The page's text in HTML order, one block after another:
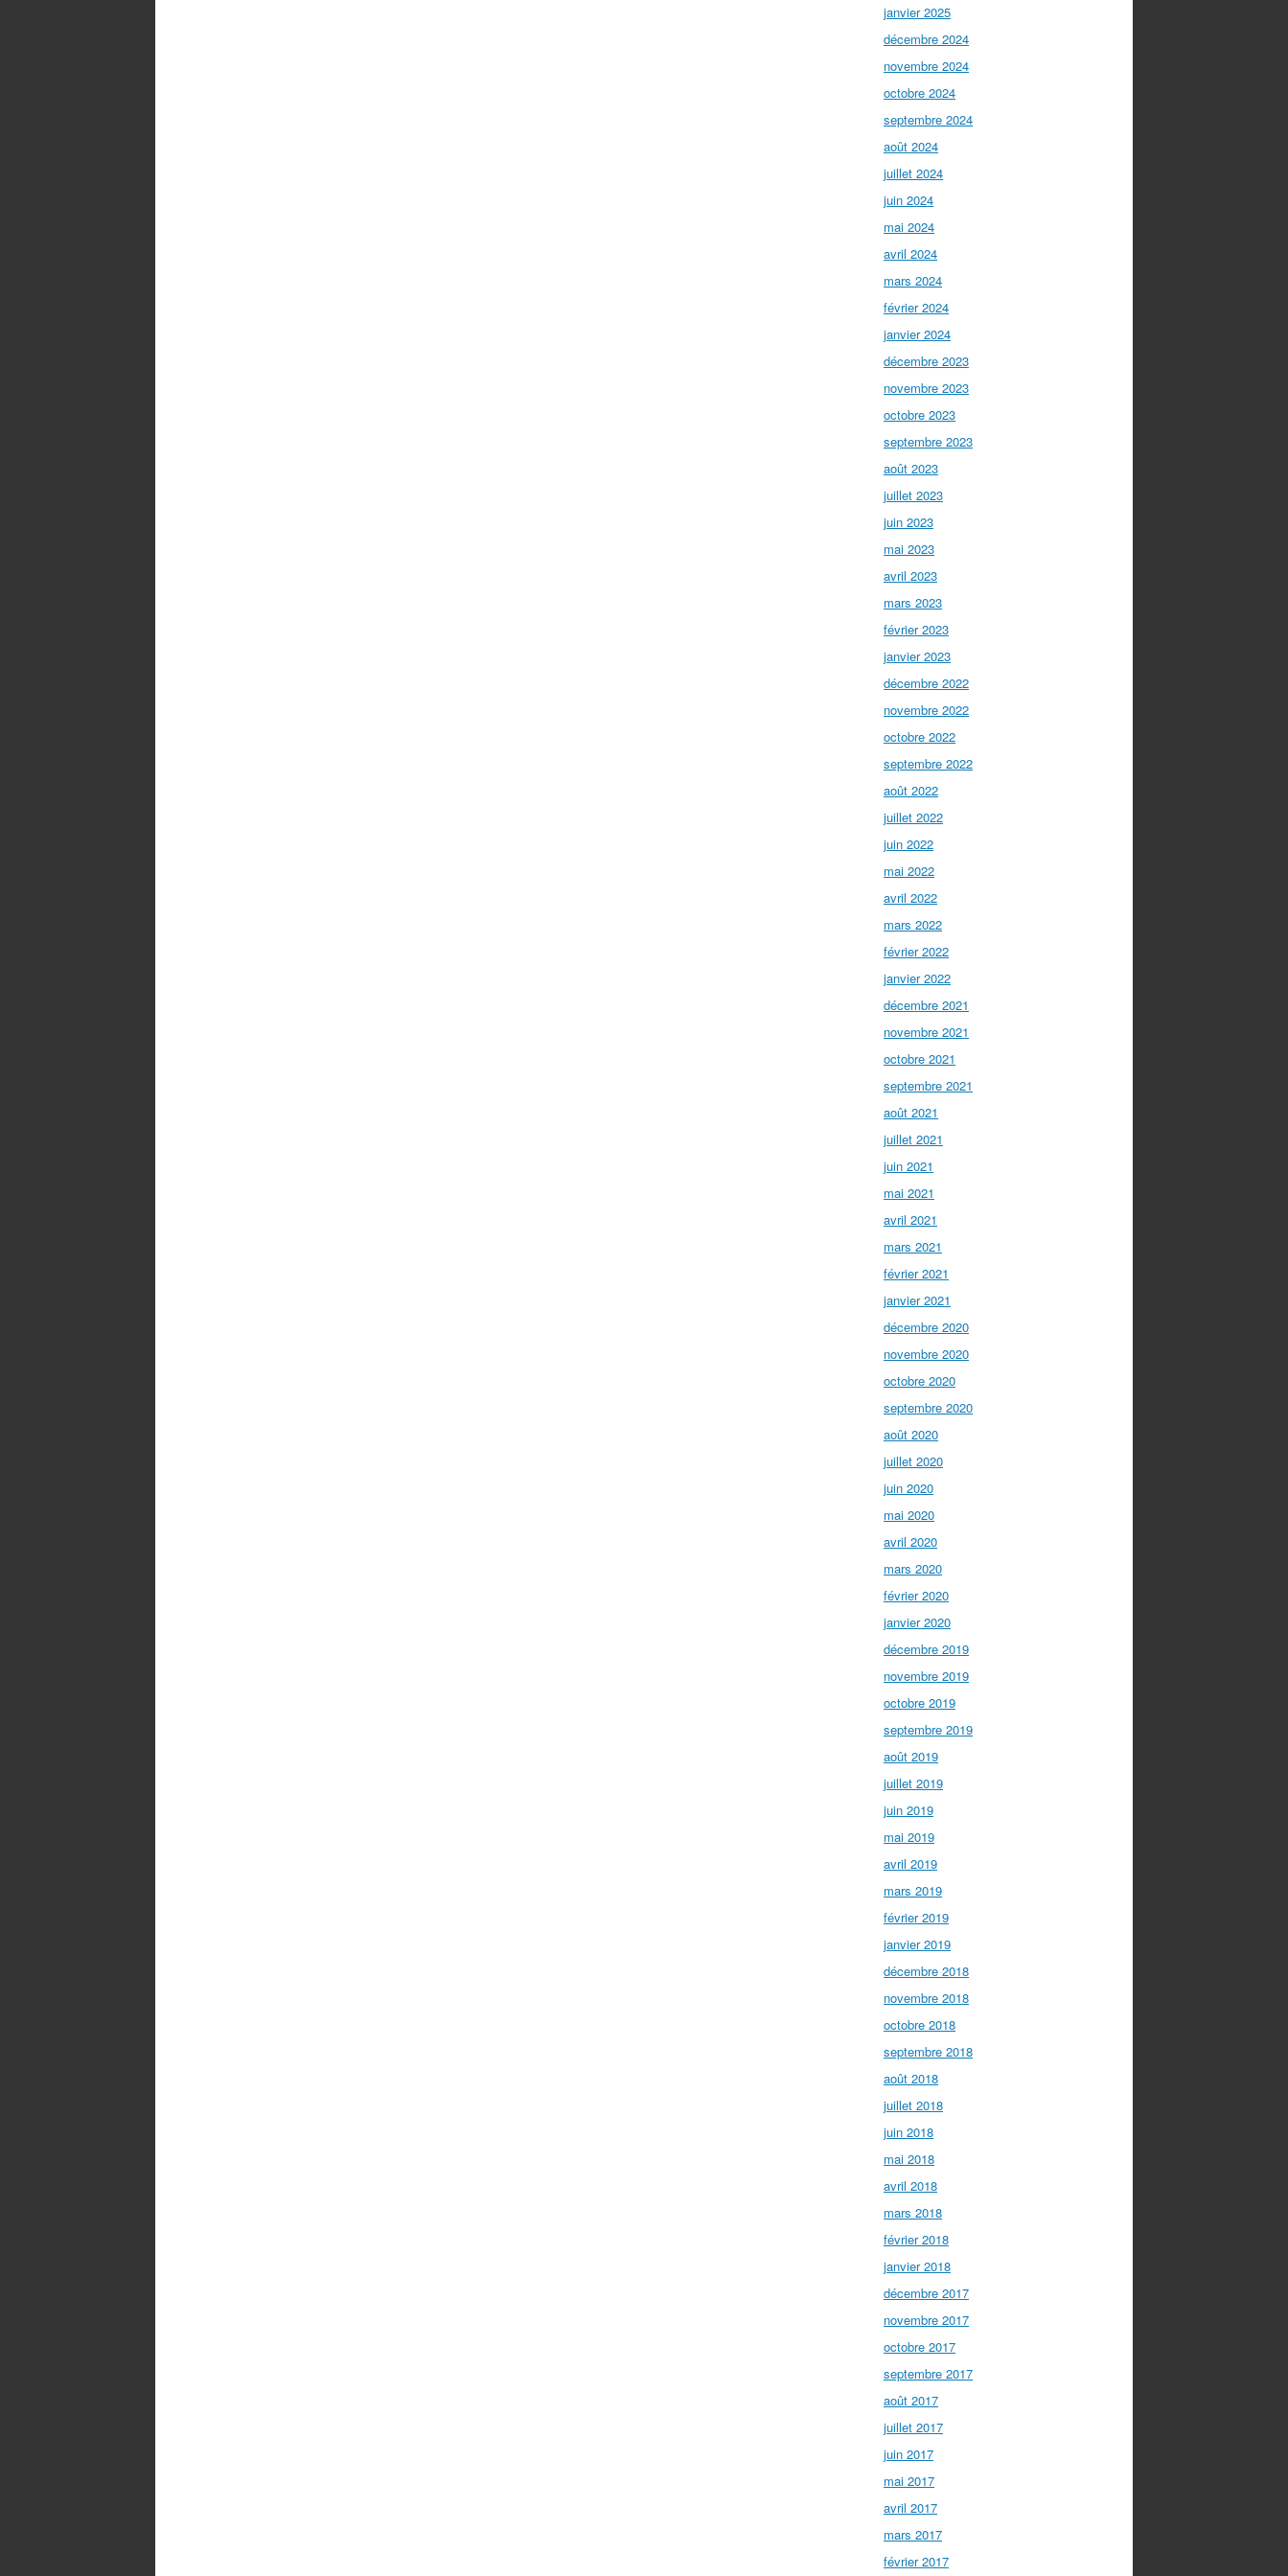
janvier 2025
décembre 2024
novembre 2024
octobre 2024
septembre 2024
août 2024
juillet 2024
juin 2024
mai 2024
avril 2024
mars 2024
février 2024
janvier 2024
décembre 2023
novembre 2023
octobre 2023
septembre 2023
août 2023
juillet 2023
juin 2023
mai 2023
avril 2023
mars 2023
février 2023
janvier 2023
décembre 2022
novembre 2022
octobre 2022
septembre 2022
août 2022
juillet 2022
juin 2022
mai 2022
avril 2022
mars 2022
février 2022
janvier 2022
décembre 2021
novembre 2021
octobre 2021
septembre 2021
août 2021
juillet 2021
juin 2021
mai 2021
avril 2021
mars 2021
février 2021
janvier 2021
décembre 2020
novembre 2020
octobre 2020
septembre 2020
août 2020
juillet 2020
juin 2020
mai 2020
avril 2020
mars 2020
février 2020
janvier 2020
décembre 2019
novembre 2019
octobre 2019
septembre 2019
août 2019
juillet 2019
juin 2019
mai 2019
avril 2019
mars 2019
février 2019
janvier 2019
décembre 2018
novembre 2018
octobre 2018
septembre 2018
août 2018
juillet 2018
juin 2018
mai 2018
avril 2018
mars 2018
février 2018
janvier 2018
décembre 2017
novembre 2017
octobre 2017
septembre 2017
août 2017
juillet 2017
juin 2017
mai 2017
avril 2017
mars 2017
février 2017